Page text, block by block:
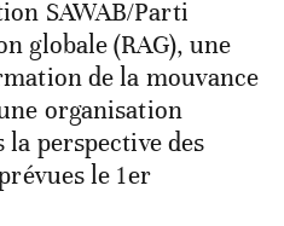
SAWAB/Parti
globale (RAG), une
de la mouvance
organisation
la perspective des
le 1er